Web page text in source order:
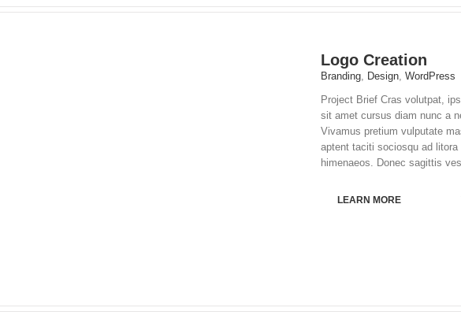
Logo Creation
Branding, Design, WordPress
Project Brief Cras volutpat,
sit amet cursus diam nunc a
Vivamus pretium vulputate
aptent taciti sociosqu ad
himenaeos. Donec sagittis
LEARN MORE